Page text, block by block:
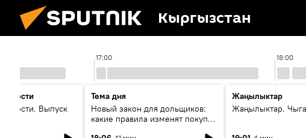
Кыргызстан
17:00 18:00
Выпуск
Тема дня
Новый закон для дольщиков:
какие правила изменят покупку
Жаңылыктар
Жаңылыктар.